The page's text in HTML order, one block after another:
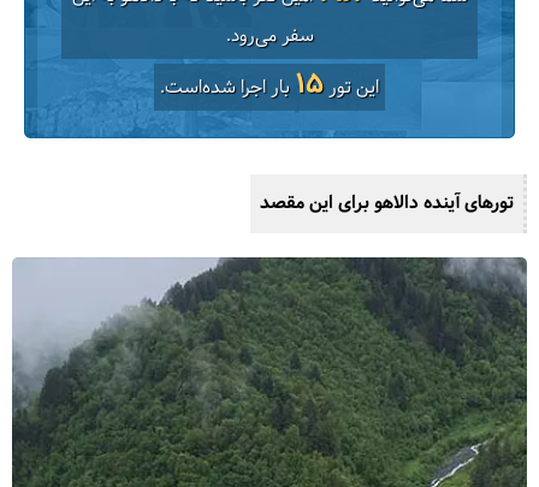
سفر می‌رود.
این تور15 بار اجرا شده‌است.
تورهای آینده دالاهو برای این مقصد